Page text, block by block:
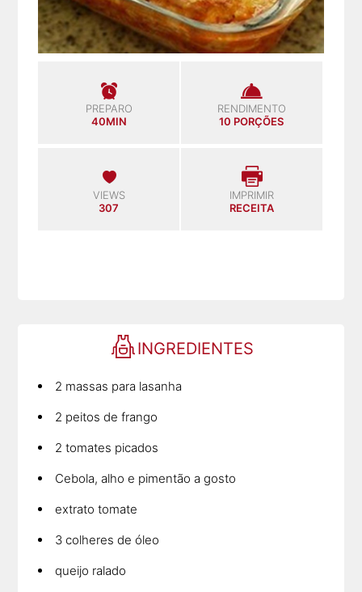
PREPARO
40MIN
RENDIMENTO
10 PORÇÕES
VIEWS
307
IMPRIMIR
RECEITA
INGREDIENTES
2 massas para lasanha
2 peitos de frango
2 tomates picados
Cebola, alho e pimentão a gosto
extrato tomate
3 colheres de óleo
queijo ralado